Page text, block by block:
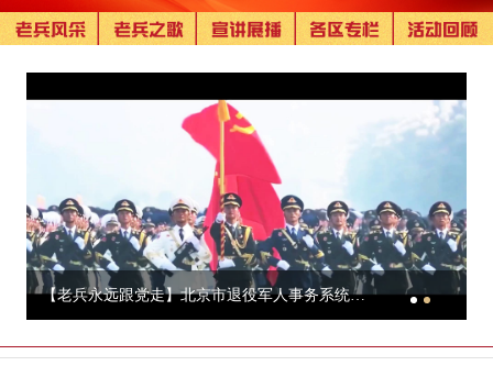
【老兵永远跟党走】北京市退役军人事务系统唱响《退役军人之歌》